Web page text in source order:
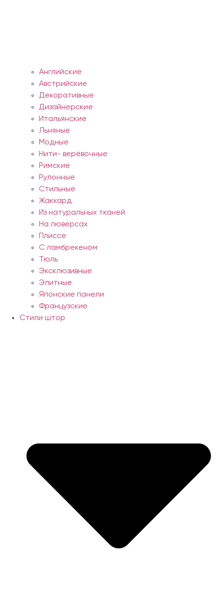
Английские
Австрийские
Декоративные
Дизайнерские
Итальянские
Льняные
Модные
Нити- верёвочные
Римские
Рулонные
Стильные
Жаккард
Из натуральных тканей
На люверсах
Плиссе
С ламбрекеном
Тюль
Эксклюзивные
Элитные
Японские панели
Французские
Стили штор